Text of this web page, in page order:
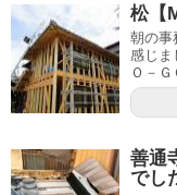
松【
朝の事
感じ
Ｏ－
善通
でし